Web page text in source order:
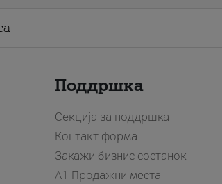
Поддршка
Секција за поддршка
Контакт форма
Закажи бизнис состанок
A1 Продажни места